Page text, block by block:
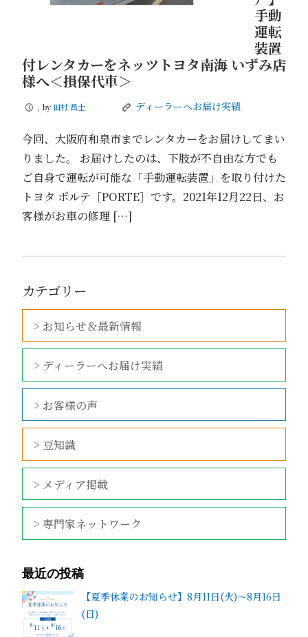
手動
運転
装置
付レンタカーをネッツトヨタ南海 いずみ店
様へ＜損保代車＞
P , by 田村 昌士 K ディーラーへお届け実績
今回、大阪府和泉市までレンタカーをお届けしてまい
りました。 お届けしたのは、下肢が不自由な方でも
ご自身で運転が可能な「手動運転装置」を取り付けた
トヨタ ポルテ［PORTE］です。2021年12月22日、お
客様がお車の修理 […]
カテゴリー
> お知らせ＆最新情報
> ディーラーへお届け実績
> お客様の声
> 豆知識
> メディア掲載
> 専門家ネットワーク
最近の投稿
【夏季休業のお知らせ】8月11日(火)～8月16日
(日)